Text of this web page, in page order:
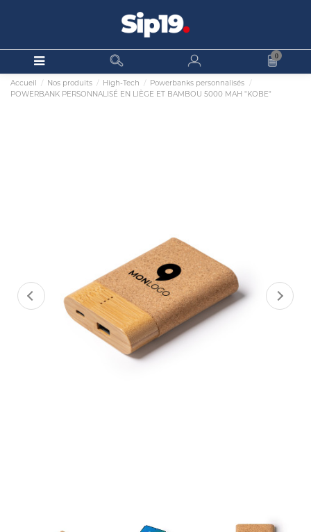
0
Accueil Nos produits High-Tech
Powerbanks personnalisés
POWERBANK PERSONNALISÉ EN LIÈGE ET BAMBOU 5000 MAH "KOBE"